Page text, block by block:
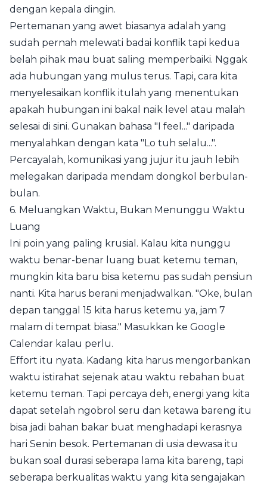
dengan kepala dingin.
Pertemanan yang awet biasanya adalah yang
sudah pernah melewati badai konflik tapi kedua
belah pihak mau buat saling memperbaiki. Nggak
ada hubungan yang mulus terus. Tapi, cara kita
menyelesaikan konflik itulah yang menentukan
apakah hubungan ini bakal naik level atau malah
selesai di sini. Gunakan bahasa "I feel..." daripada
menyalahkan dengan kata "Lo tuh selalu...".
Percayalah, komunikasi yang jujur itu jauh lebih
melegakan daripada mendam dongkol berbulan-
bulan.
6. Meluangkan Waktu, Bukan Menunggu Waktu
Luang
Ini poin yang paling krusial. Kalau kita nunggu
waktu benar-benar luang buat ketemu teman,
mungkin kita baru bisa ketemu pas sudah pensiun
nanti. Kita harus berani menjadwalkan. "Oke, bulan
depan tanggal 15 kita harus ketemu ya, jam 7
malam di tempat biasa." Masukkan ke Google
Calendar kalau perlu.
Effort itu nyata. Kadang kita harus mengorbankan
waktu istirahat sejenak atau waktu rebahan buat
ketemu teman. Tapi percaya deh, energi yang kita
dapat setelah ngobrol seru dan ketawa bareng itu
bisa jadi bahan bakar buat menghadapi kerasnya
hari Senin besok. Pertemanan di usia dewasa itu
bukan soal durasi seberapa lama kita bareng, tapi
seberapa berkualitas waktu yang kita sengajakan